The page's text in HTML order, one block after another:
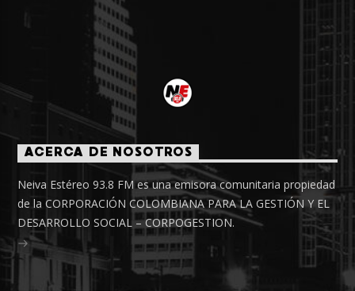
ACERCA DE NOSOTROS
Neiva Estéreo 93.8 FM es una emisora comunitaria propiedad
de la CORPORACIÓN COLOMBIANA PARA LA GESTIÓN Y EL
DESARROLLO SOCIAL – CORPOGESTION.